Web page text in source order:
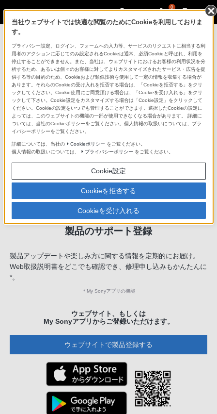
0
「できたらいいな」も
「安心」も
製品のサポート登録
製品アップデートや楽しみ方に関する情報を定期的にお届け。
Web取扱説明書をどこでも確認でき、修理申し込みもかんたんに
*。
＊ My Sonyアプリの機能
ウェブサイト、もしくは
My Sonyアプリからご登録いただけます。
ウェブサイトで製品登録する
当社ウェブサイトでは快適な閲覧のためにCookieを利用しておりま
す。
プライバシー設定、ログイン、フォームへの入力等、サービスのリクエストに相当する利
用者のアクションに応じてのみ設定されるCookieは通常、必須Cookieと呼ばれ、利用を
停止することができません。また、当社は、ウェブサイトにおけるお客様の利用状況を分
析するため、あるいは個々のお客様に対してよりカスタマイズされたサービス・広告を提
供する等の目的のため、Cookieおよび類似技術を使用して一定の情報を収集する場合が
あります。それらのCookieの受け入れを拒否する場合は、「Cookieを拒否する」をクリ
ックしてください。Cookie使用にご同意頂ける場合は、「Cookieを受け入れる」をクリ
ックして下さい。Cookie設定をカスタマイズする場合は「Cookie設定」をクリックして
ください。Cookieの設定をいつでも管理することができます。選択したCookieの設定に
よっては、このウェブサイトの機能の一部が使用できなくなる場合があります。 詳細に
ついては、当社のCookieポリシーをご覧ください。個人情報の取扱いについては、プラ
イバシーポリシーをご覧ください。
詳細については、当社の Cookieポリシー をご覧ください。
個人情報の取扱いについては、
プライバシーポリシー をご覧ください。
Cookie設定
Cookieを拒否する
Cookieを受け入れる